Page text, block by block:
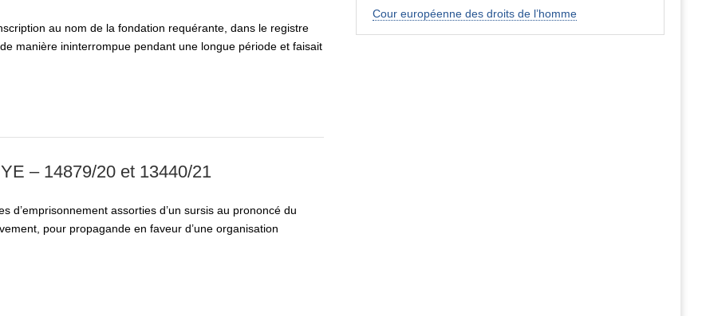
au nom de la fondation requérante, dans le registre
manière ininterrompue pendant une longue période et faisait
– 14879/20 et 13440/21
d’emprisonnement assorties d’un sursis au prononcé du
pour propagande en faveur d’une organisation
Cour européenne des droits de l’homme